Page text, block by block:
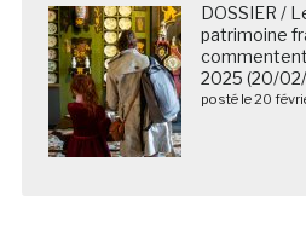
DOSSIER /
patrimoine
2025 (20/
posté le 20